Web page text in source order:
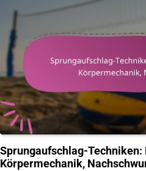
Sprungaufschlag-
Körpermechanik,